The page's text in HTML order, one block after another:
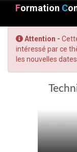
Formation C
Attention -
intéressé par ce
les nouvelles dates